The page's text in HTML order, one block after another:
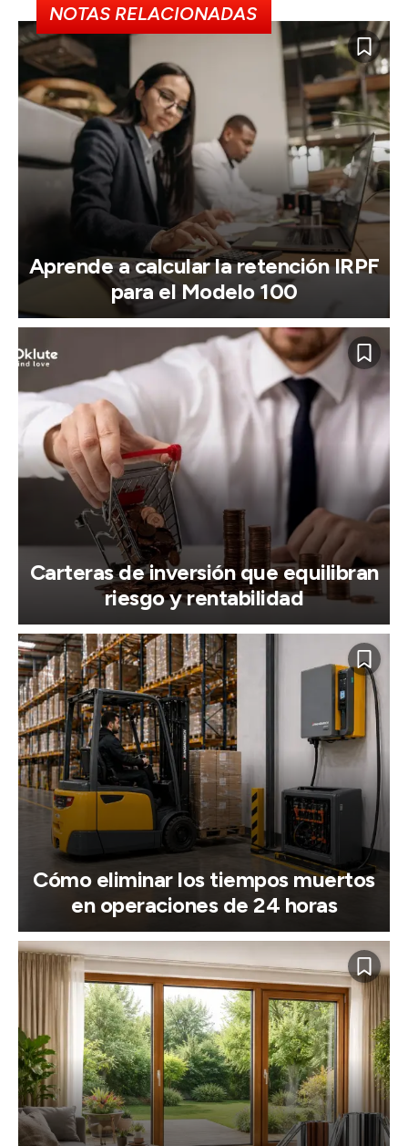
NOTAS RELACIONADAS
Aprende a calcular la retención IRPF
para el Modelo 100
Carteras de inversión que equilibran
riesgo y rentabilidad
Cómo eliminar los tiempos muertos
en operaciones de 24 horas